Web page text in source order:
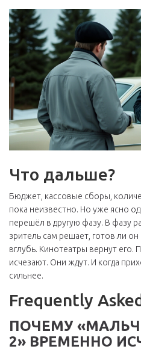
Что дальше?
Бюджет, кассовые сборы,
пока неизвестно. Но уже ясно
перешёл в другую фазу. В фазу
зритель сам решает, готов ли он
вглубь. Кинотеатры вернут
исчезают. Они ждут. И когда
сильнее.
Frequently
ПОЧЕМУ
2» ВРЕМЕННО